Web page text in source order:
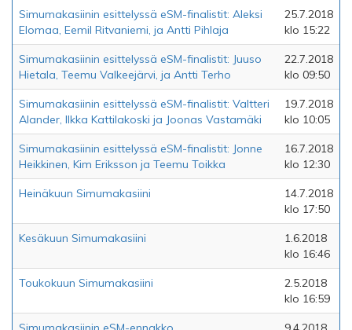
Simumakasiinin esittelyssä eSM-finalistit: Aleksi
Elomaa, Eemil Ritvaniemi, ja Antti Pihlaja
25.7.2018
klo 15:22
Simumakasiinin esittelyssä eSM-finalistit: Juuso
Hietala, Teemu Valkeejärvi, ja Antti Terho
22.7.2018
klo 09:50
Simumakasiinin esittelyssä eSM-finalistit: Valtteri
Alander, Ilkka Kattilakoski ja Joonas Vastamäki
19.7.2018
klo 10:05
Simumakasiinin esittelyssä eSM-finalistit: Jonne
Heikkinen, Kim Eriksson ja Teemu Toikka
16.7.2018
klo 12:30
Heinäkuun Simumakasiini
14.7.2018
klo 17:50
Kesäkuun Simumakasiini
1.6.2018
klo 16:46
Toukokuun Simumakasiini
2.5.2018
klo 16:59